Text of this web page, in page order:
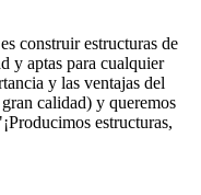
construir estructuras de
y aptas para cualquier
y las ventajas del
calidad) y queremos
estructuras,